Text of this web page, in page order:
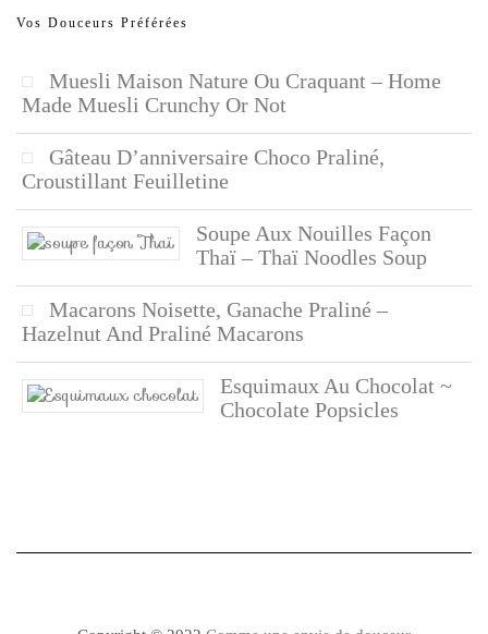
Vos Douceurs Préférées
Muesli Maison Nature Ou Craquant – Home
Made Muesli Crunchy Or Not
Gâteau D’anniversaire Choco Praliné,
Croustillant Feuilletine
Soupe Aux Nouilles Façon
Thaï – Thaï Noodles Soup
Macarons Noisette, Ganache Praliné –
Hazelnut And Praliné Macarons
Esquimaux Au Chocolat ~
Chocolate Popsicles